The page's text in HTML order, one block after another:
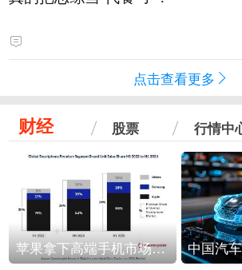
点击查看更多
财经 股票 行情中
苹果拿下高端手机市场65%的份额：iPhone 17系列功不可没